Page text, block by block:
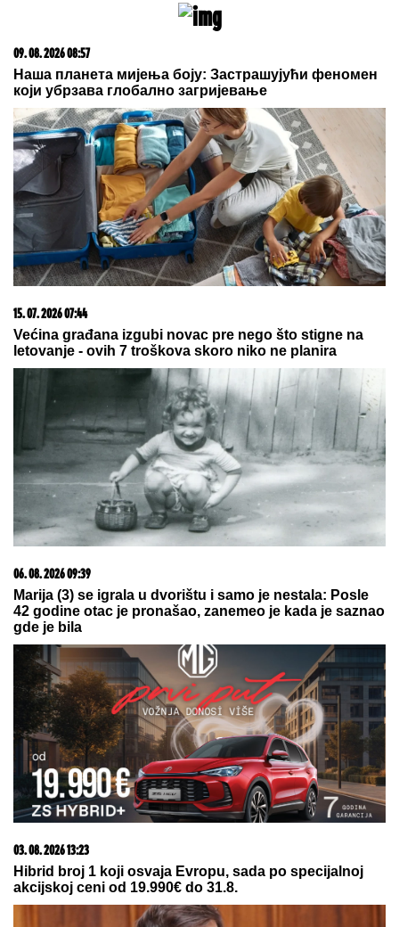
ON JE NOVI UČESNIK ELITE 10
ulazak: Nestao iz javnosti, pa pravio
skandale i bio hapšen
KOSU NAKON VELIKOG GUBITKA
na njegova omiljena jela: "On živi od ljubavi"
TEŽAK UDARAC ZA ZELENSKOG: U
Harkovskoj oblasti u avgustu
uništeno više od 100 „baba jaga“